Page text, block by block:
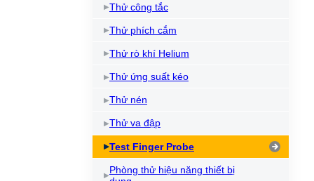
Thử công tắc
Thử phích cắm
Thử rò khí Helium
Thử ứng suất kéo
Thử nén
Thử va đập
Test Finger Probe
Phòng thử hiệu năng thiết bị